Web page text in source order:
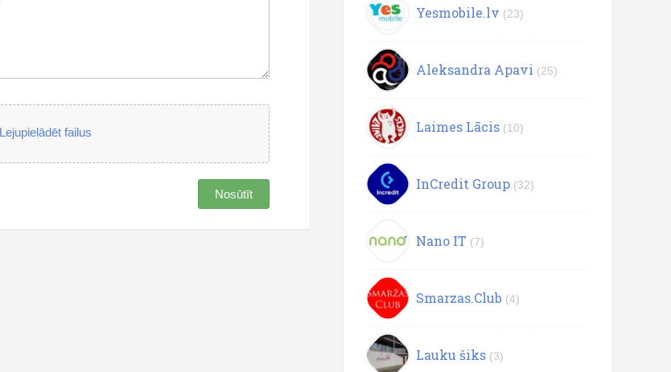
Lejupielādēt failus
Nosūtīt
Yesmobile.lv (23)
Aleksandra Apavi (25)
Laimes Lācis (10)
InCredit Group (32)
Nano IT (7)
Smarzas.Club (4)
Lauku šiks (3)